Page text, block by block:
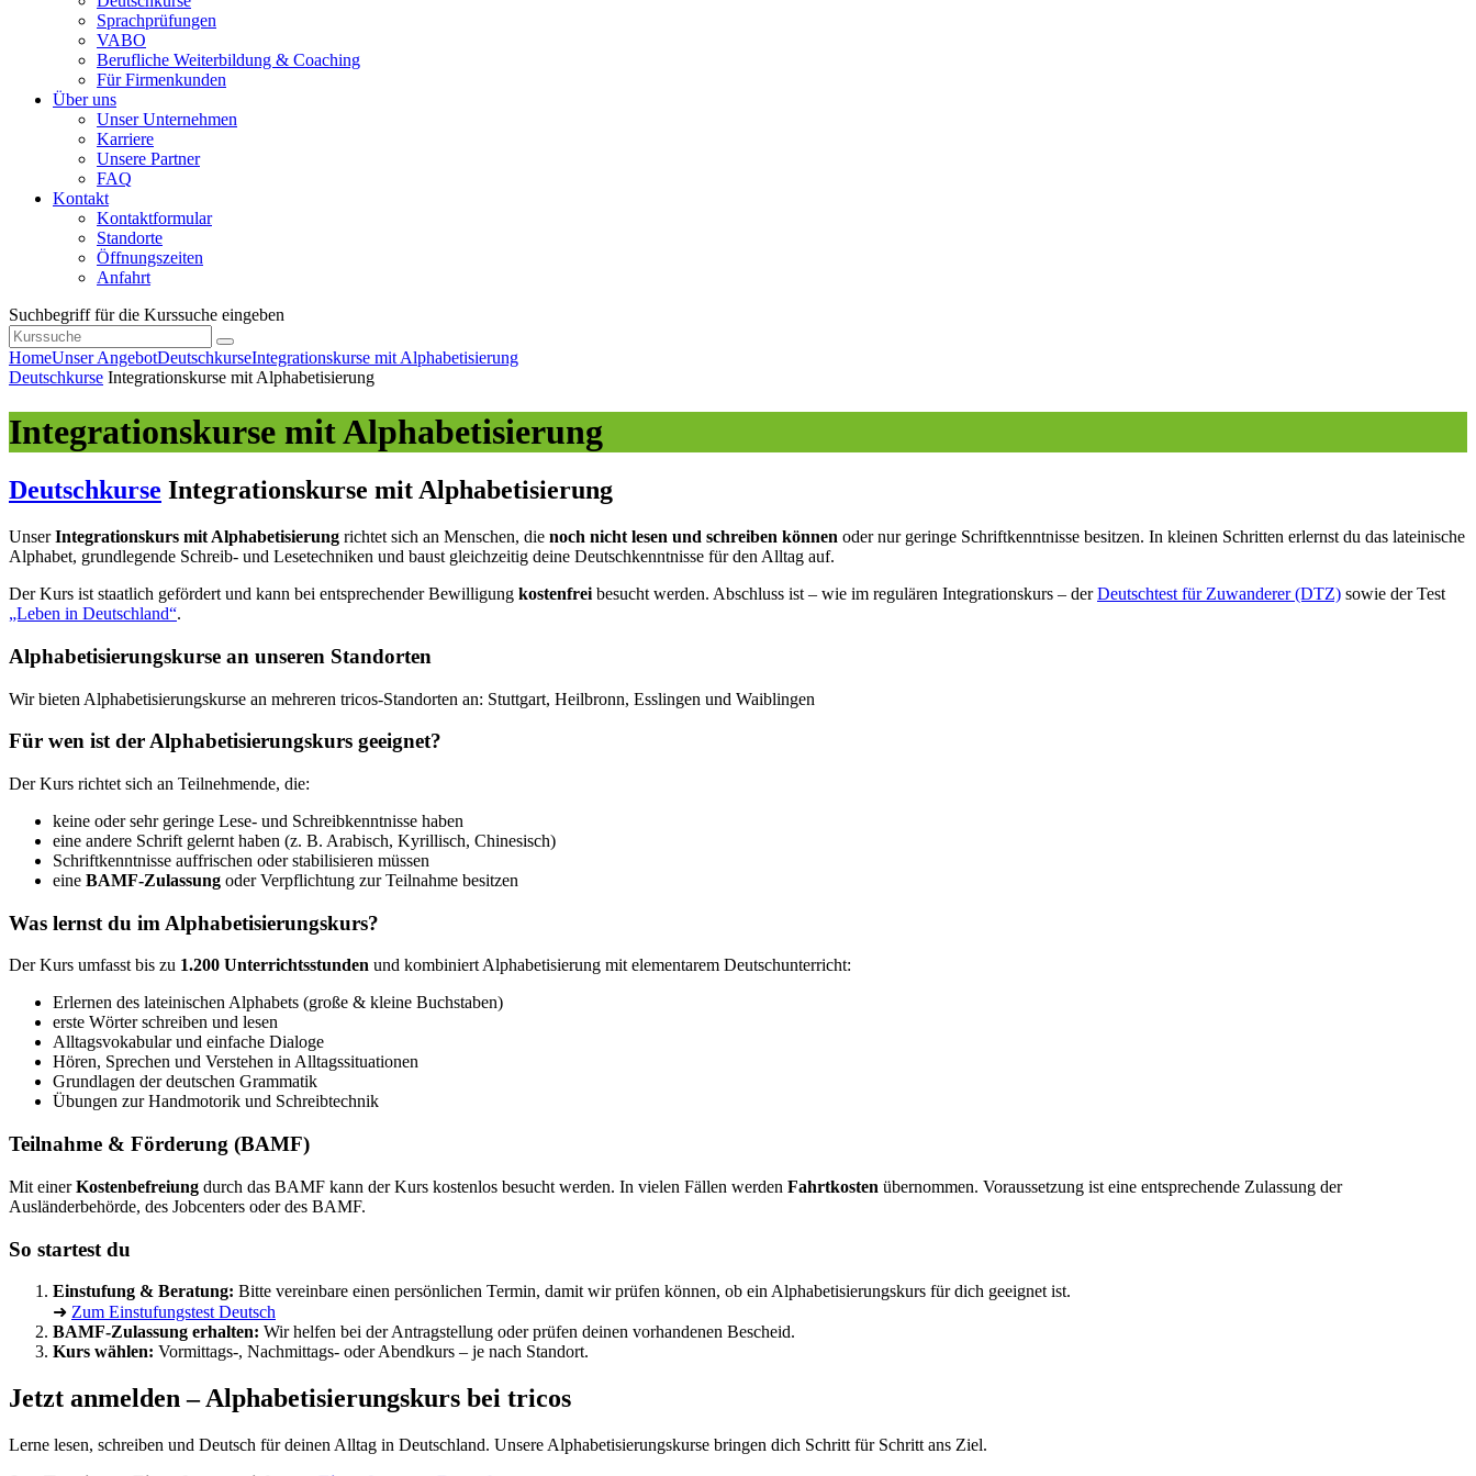
Sprachprüfungen
VABO
Berufliche Weiterbildung & Coaching
Für Firmenkunden
Über uns
Unser Unternehmen
Karriere
Unsere Partner
FAQ
Kontakt
Kontaktformular
Standorte
Öffnungszeiten
Anfahrt
Suchbegriff für die Kurssuche eingeben
HomeUnser AngebotDeutschkurseIntegrationskurse mit Alphabetisierung
Deutschkurse Integrationskurse mit Alphabetisierung
Integrationskurse mit Alphabetisierung
Deutschkurse Integrationskurse mit Alphabetisierung
UnserIntegrationskurs mit Alphabetisierung richtet sich an Menschen, die noch nicht lesen und schreiben können oder nur geringe Schriftkenntnisse besitzen. In kleinen Schritten erlernst du das lateinische
Alphabet, grundlegende Schreib- und Lesetechniken und baust gleichzeitig deine Deutschkenntnisse für den Alltag auf.
Der Kurs ist staatlich gefördert und kann bei entsprechender Bewilligung kostenfrei besucht werden. Abschluss ist – wie im regulären Integrationskurs – derDeutschtest für Zuwanderer (DTZ) sowie der Test
„Leben in Deutschland“.
Alphabetisierungskurse an unseren Standorten
Wir bieten Alphabetisierungskurse an mehreren tricos-Standorten an: Stuttgart, Heilbronn, Esslingen und Waiblingen
Für wen ist der Alphabetisierungskurs geeignet?
Der Kurs richtet sich an Teilnehmende, die:
keine oder sehr geringe Lese- und Schreibkenntnisse haben
eine andere Schrift gelernt haben (z. B. Arabisch, Kyrillisch, Chinesisch)
Schriftkenntnisse auffrischen oder stabilisieren müssen
eine BAMF-Zulassung oder Verpflichtung zur Teilnahme besitzen
Was lernst du im Alphabetisierungskurs?
Der Kurs umfasst bis zu 1.200 Unterrichtsstunden und kombiniert Alphabetisierung mit elementarem Deutschunterricht:
Erlernen des lateinischen Alphabets (große & kleine Buchstaben)
erste Wörter schreiben und lesen
Alltagsvokabular und einfache Dialoge
Hören, Sprechen und Verstehen in Alltagssituationen
Grundlagen der deutschen Grammatik
Übungen zur Handmotorik und Schreibtechnik
Teilnahme & Förderung (BAMF)
Mit einerKostenbefreiung durch das BAMF kann der Kurs kostenlos besucht werden. In vielen Fällen werden Fahrtkosten übernommen. Voraussetzung ist eine entsprechende Zulassung der
Ausländerbehörde, des Jobcenters oder des BAMF.
So startest du
Einstufung & Beratung: Bitte vereinbare einen persönlichen Termin, damit wir prüfen können, ob ein Alphabetisierungskurs für dich geeignet ist.
➜ Zum Einstufungstest Deutsch
BAMF-Zulassung erhalten: Wir helfen bei der Antragstellung oder prüfen deinen vorhandenen Bescheid.
Kurs wählen: Vormittags-, Nachmittags- oder Abendkurs – je nach Standort.
Jetzt anmelden – Alphabetisierungskurs bei tricos
Lerne lesen, schreiben und Deutsch für deinen Alltag in Deutschland. Unsere Alphabetisierungskurse bringen dich Schritt für Schritt ans Ziel.